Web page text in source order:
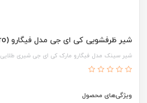
شیر ظرفشویی کی ای جی مدل فیگارو (K.I.G Figaro)
شیر سینک مدل فیگارو مارک کی ای جی شیری طلایی
ویژگی‌های محصول